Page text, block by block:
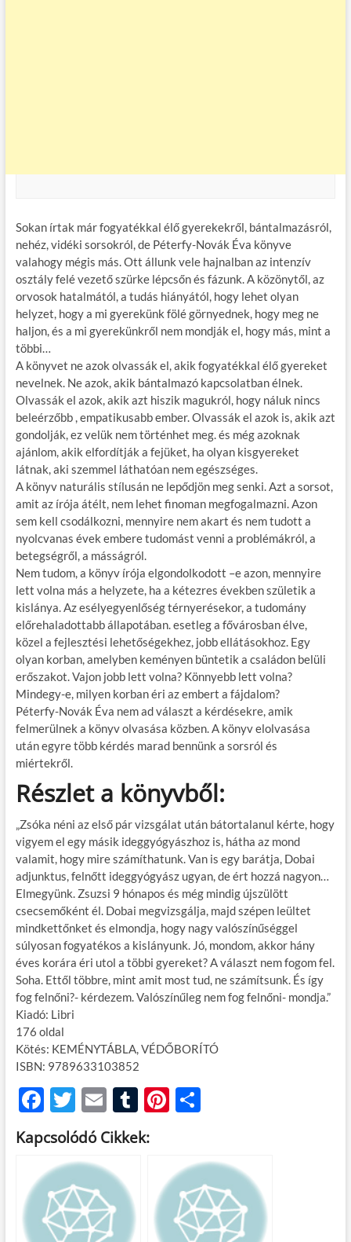
Sokan írtak már fogyatékkal élő gyerekekről, bántalmazásról,
nehéz, vidéki sorsokról, de Péterfy-Novák Éva könyve
valahogy mégis más. Ott állunk vele hajnalban az intenzív
osztály felé vezető szürke lépcsőn és fázunk. A közönytől, az
orvosok hatalmától, a tudás hiányától, hogy lehet olyan
helyzet, hogy a mi gyerekünk fölé görnyednek, hogy meg ne
haljon, és a mi gyerekünkről nem mondják el, hogy más, mint a
többi…
A könyvet ne azok olvassák el, akik fogyatékkal élő gyereket
nevelnek. Ne azok, akik bántalmazó kapcsolatban élnek.
Olvassák el azok, akik azt hiszik magukról, hogy náluk nincs
beleérzőbb , empatikusabb ember. Olvassák el azok is, akik azt
gondolják, ez velük nem történhet meg. és még azoknak
ajánlom, akik elfordítják a fejüket, ha olyan kisgyereket
látnak, aki szemmel láthatóan nem egészséges.
A könyv naturális stílusán ne lepődjön meg senki. Azt a sorsot,
amit az írója átélt, nem lehet finoman megfogalmazni. Azon
sem kell csodálkozni, mennyire nem akart és nem tudott a
nyolcvanas évek embere tudomást venni a problémákról, a
betegségről, a másságról.
Nem tudom, a könyv írója elgondolkodott –e azon, mennyire
lett volna más a helyzete, ha a kétezres években születik a
kislánya. Az esélyegyenlőség térnyerésekor, a tudomány
előrehaladottabb állapotában. esetleg a fővárosban élve,
közel a fejlesztési lehetőségekhez, jobb ellátásokhoz. Egy
olyan korban, amelyben keményen büntetik a családon belüli
erőszakot. Vajon jobb lett volna? Könnyebb lett volna?
Mindegy-e, milyen korban éri az embert a fájdalom?
Péterfy-Novák Éva nem ad választ a kérdésekre, amik
felmerülnek a könyv olvasása közben. A könyv elolvasása
után egyre több kérdés marad bennünk a sorsról és
miértekről.
Részlet a könyvből:
„Zsóka néni az első pár vizsgálat után bátortalanul kérte, hogy
vigyem el egy másik ideggyógyászhoz is, hátha az mond
valamit, hogy mire számíthatunk. Van is egy barátja, Dobai
adjunktus, felnőtt ideggyógyász ugyan, de ért hozzá nagyon…
Elmegyünk. Zsuzsi 9 hónapos és még mindig újszülött
csecsemőként él. Dobai megvizsgálja, majd szépen leültet
mindkettőnket és elmondja, hogy nagy valószínűséggel
súlyosan fogyatékos a kislányunk. Jó, mondom, akkor hány
éves korára éri utol a többi gyereket? A választ nem fogom fel.
Soha. Ettől többre, mint amit most tud, ne számítsunk. És így
fog felnőni?- kérdezem. Valószínűleg nem fog felnőni- mondja.”
Kiadó: Libri
176 oldal
Kötés: KEMÉNYTÁBLA, VÉDŐBORÍTÓ
ISBN: 9789633103852
F
ac
e
b
o
o
T
w
itt
er
E
m
ail
T
u
m
Pi
es
O
m
e
g
Kapcsolódó Cikkek: